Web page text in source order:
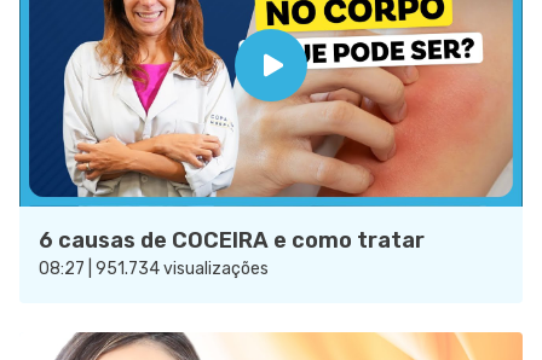
6 causas de COCEIRA e como tratar
08:27 | 951.734 visualizações